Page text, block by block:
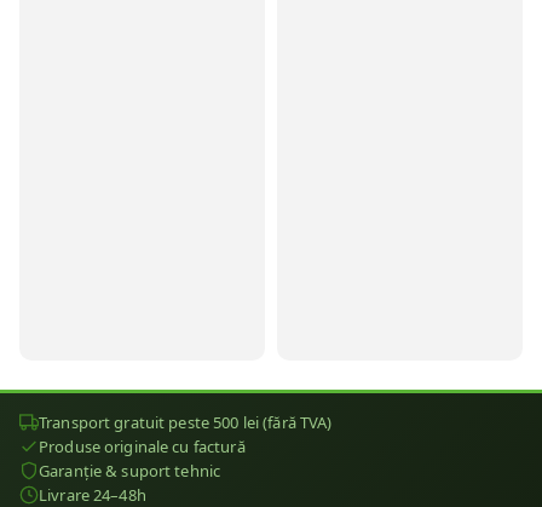
Transport gratuit peste 500 lei (fără TVA)
Produse originale cu factură
Garanție & suport tehnic
Livrare 24–48h